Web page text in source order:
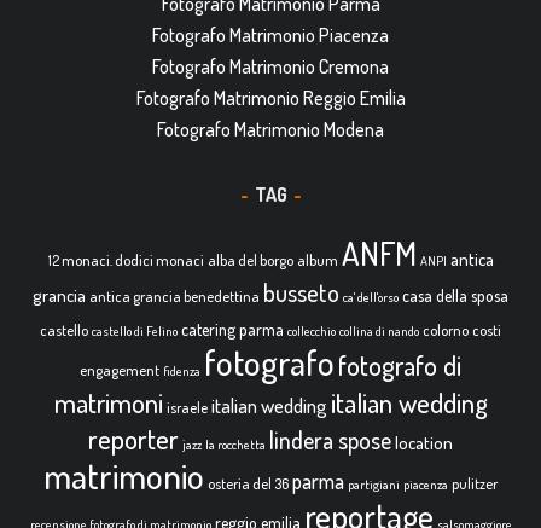
Fotografo Matrimonio Piacenza
Fotografo Matrimonio Cremona
Fotografo Matrimonio Reggio Emilia
Fotografo Matrimonio Modena
TAG
12 monaci. dodici monaci alba del borgo album ANFM ANPI antica
grancia antica grancia benedettina busseto ca' dell'orso casa della sposa
castello castello di Felino catering parma collecchio collina di nando colorno costi
engagement fidenza fotografofotografo di
matrimoni israele italian wedding italian wedding
reporter jazz la rocchetta lindera sposelocation
matrimonio osteria del 36parma partigiani piacenza pulitzer
recensione fotografo di matrimonio reggio emilia reportage salsomaggiore